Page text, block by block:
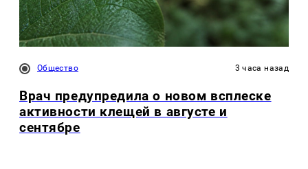
Общество 3 часа назад
Врач предупредила о новом всплеске
активности клещей в августе и
сентябре